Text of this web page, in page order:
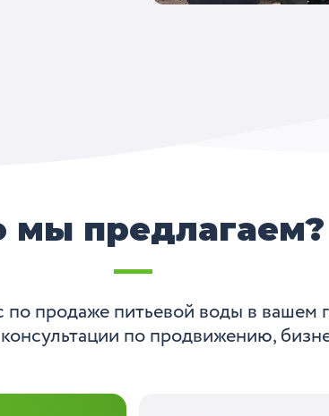
мы предлагаем?
продаже питьевой воды в вашем
по продвижению,